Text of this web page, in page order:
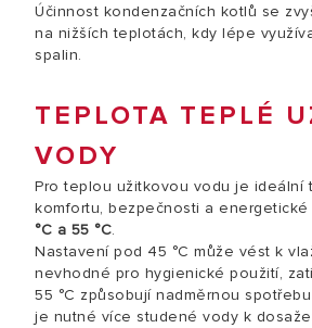
Účinnost kondenzačních kotlů se
na nižších teplotách, kdy lépe
spalin.
TEPLOTA TEPLÉ
VODY
Pro teplou užitkovou vodu je ideální
komfortu, bezpečnosti a energetické
°C a 55 °C.
Nastavení pod 45 °C může vést k
nevhodné pro hygienické použití,
55 °C způsobují nadměrnou
je nutné více studené vody k